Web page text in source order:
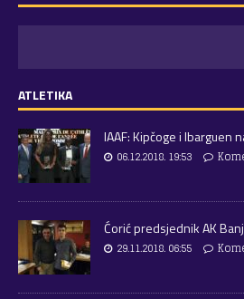
ATLETIKA
IAAF: Kipčoge i Ibarguen
06.12.2018. 19:53
Ćorić predsjednik AK
29.11.2018. 06:55